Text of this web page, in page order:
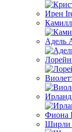
Ирен
Адель
Фиона
Ширли